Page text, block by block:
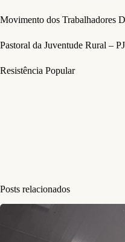
Movimento dos Trabalhadores
Pastoral da Juventude Rural –
Resistência Popular
Posts relacionados